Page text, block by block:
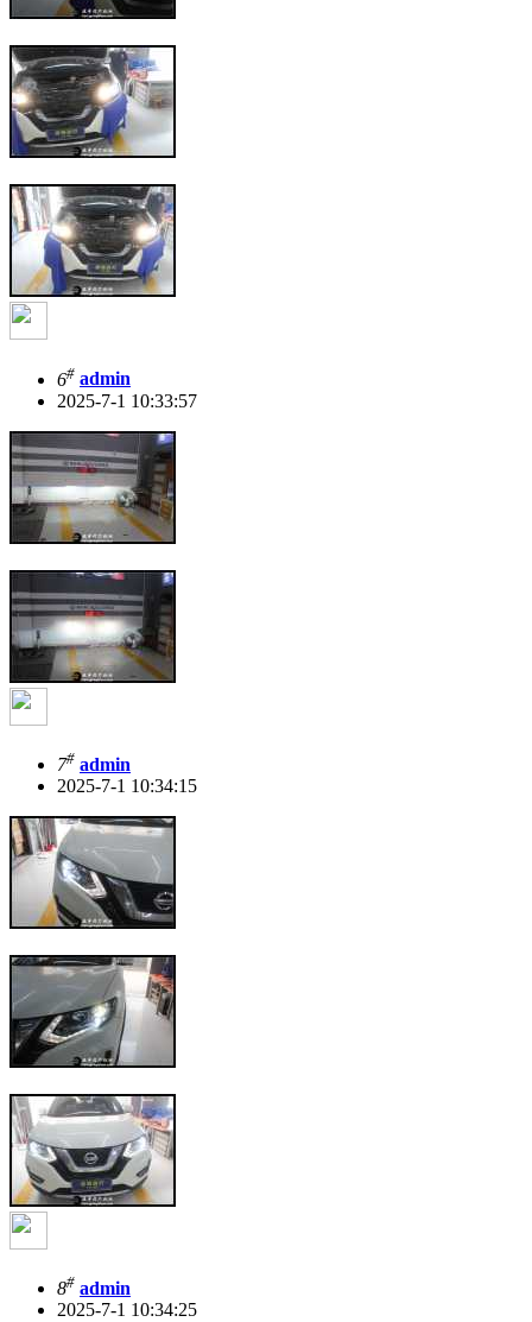
6# admin
2025-7-1 10:33:57
7# admin
2025-7-1 10:34:15
8# admin
2025-7-1 10:34:25